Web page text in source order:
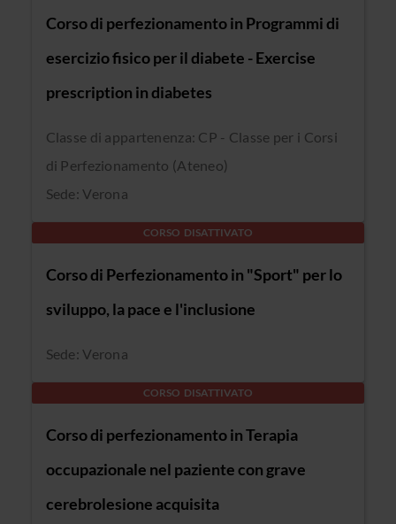
Corso di perfezionamento in Programmi di
esercizio fisico per il diabete - Exercise
prescription in diabetes
Classe di appartenenza: CP - Classe per i Corsi
di Perfezionamento (Ateneo)
Sede: Verona
CORSO DISATTIVATO
Corso di Perfezionamento in "Sport" per lo
sviluppo, la pace e l'inclusione
Sede: Verona
CORSO DISATTIVATO
Corso di perfezionamento in Terapia
occupazionale nel paziente con grave
cerebrolesione acquisita